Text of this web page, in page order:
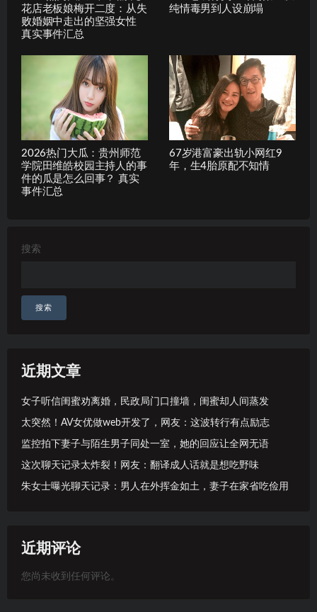
花店老板娘梅开二度：从失
败婚姻中走出的坚强女性
真实事件汇总
纯情毒男到人设崩塌
2026热门大瓜：贵州师范
学院田维皓校园主持人的事
件的瓜是怎么回事？ 真实
事件汇总
67岁港富豪出轨小网红9
年，生4胎原配不知情
搜索
搜索
近期文章
女子听信闺蜜劝离婚，民政局门口撞墙，闺蜜却人间蒸发
太突然！AV女优做web开发了，网友：这波转行有点励志
监控拍下妻子与陌生男子同处一室，她的回应让全网无语
这次聊天记录太炸裂！网友：翻译成人话就是想吃野味
朱女士曝光聊天记录：男人在外挥金如土，妻子在家省吃俭用
近期评论
您尚未收到任何评论。